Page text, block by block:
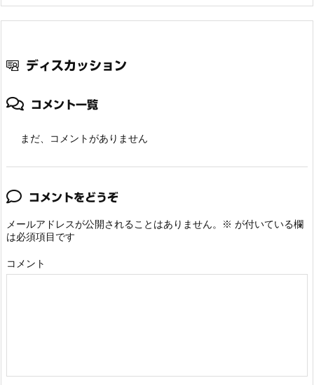
ディスカッション
コメント一覧
まだ、コメントがありません
コメントをどうぞ
メールアドレスが公開されることはありません。 ※ が付いている欄
は必須項目です
コメント